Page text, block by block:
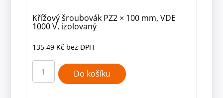
Křížový šroubovák PZ2 × 100 mm, VDE
1000 V, izolovaný
135,49 Kč bez DPH
Křížový
šroubovák
PZ2
×
Do košíku